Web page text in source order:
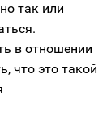
так или
в отношении
что это такой